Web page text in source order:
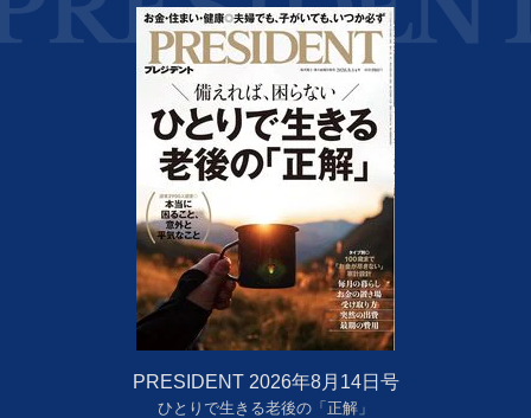
PRESIDENT 2026年8月14日号
ひとりで生きる老後の「正解」